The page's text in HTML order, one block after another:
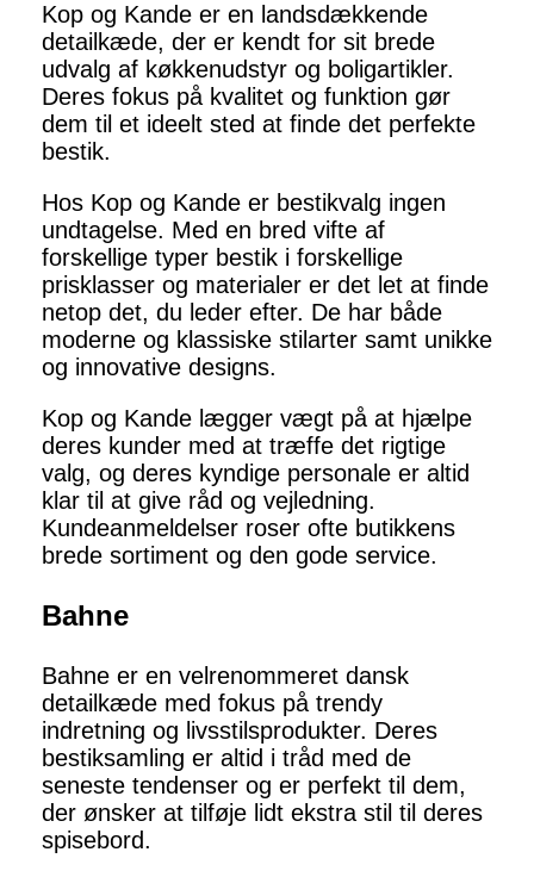
Kop og Kande er en landsdækkende
detailkæde, der er kendt for sit brede
udvalg af køkkenudstyr og boligartikler.
Deres fokus på kvalitet og funktion gør
dem til et ideelt sted at finde det perfekte
bestik.
Hos Kop og Kande er bestikvalg ingen
undtagelse. Med en bred vifte af
forskellige typer bestik i forskellige
prisklasser og materialer er det let at finde
netop det, du leder efter. De har både
moderne og klassiske stilarter samt unikke
og innovative designs.
Kop og Kande lægger vægt på at hjælpe
deres kunder med at træffe det rigtige
valg, og deres kyndige personale er altid
klar til at give råd og vejledning.
Kundeanmeldelser roser ofte butikkens
brede sortiment og den gode service.
Bahne
Bahne er en velrenommeret dansk
detailkæde med fokus på trendy
indretning og livsstilsprodukter. Deres
bestiksamling er altid i tråd med de
seneste tendenser og er perfekt til dem,
der ønsker at tilføje lidt ekstra stil til deres
spisebord.